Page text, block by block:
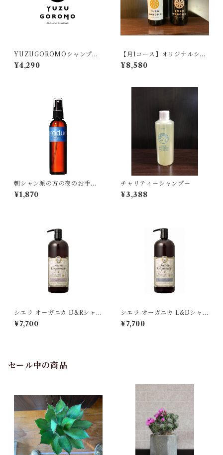
YUZUGOROMOシャンプー5
00g（オリジナル）
¥4,290
【月1コース】オリジナルシャ
ンプー・トリートメントセッ
ト
¥8,580
朝シャン派の方の夜のお手入
れ（ドライシャンプー）
¥1,870
チャリティーシャンプー
¥3,388
シエラ オーガニカ D&Rシャン
プー(ヘビーダメージ用）1000
ml
¥7,700
シエラ オーガニカ L&Dシャン
プー（カラーヘア用）1000ml
¥7,700
セール中の商品